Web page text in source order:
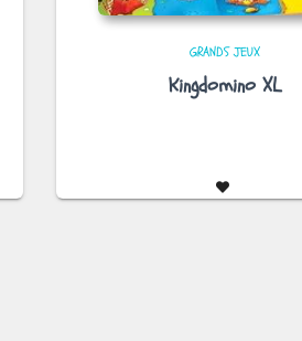
GRANDS JEUX
Kingdomino XL